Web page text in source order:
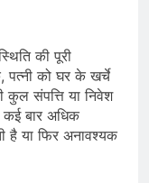
की पूरी
पत्नी को घर के खर्चे
कुल संपत्ति या निवेश
बार अधिक
है या फिर अनावश्यक